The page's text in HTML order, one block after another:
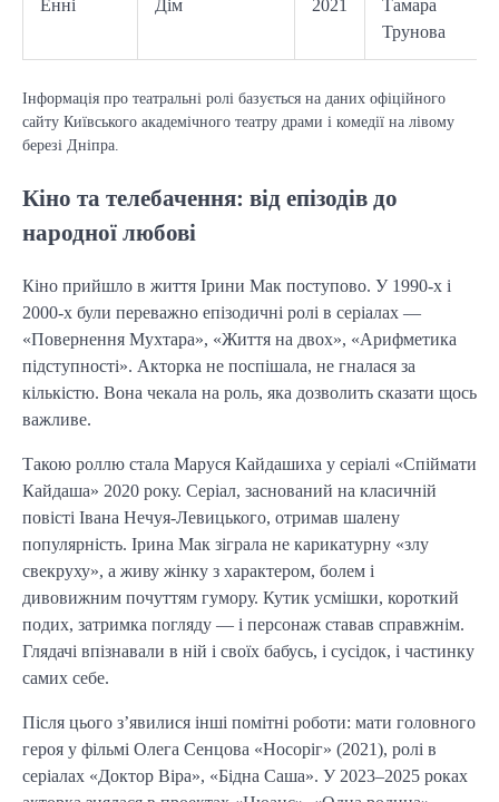
Енні Дім 2021
Тамара
Трунова
Інформація про театральні ролі базується на даних офіційного
сайту Київського академічного театру драми і комедії на лівому
березі Дніпра.
Кіно та телебачення: від епізодів до
народної любові
Кіно прийшло в життя Ірини Мак поступово. У 1990-х і
2000-х були переважно епізодичні ролі в серіалах —
«Повернення Мухтара», «Життя на двох», «Арифметика
підступності». Акторка не поспішала, не гналася за
кількістю. Вона чекала на роль, яка дозволить сказати щось
важливе.
Такою роллю стала Маруся Кайдашиха у серіалі «Спіймати
Кайдаша» 2020 року. Серіал, заснований на класичній
повісті Івана Нечуя-Левицького, отримав шалену
популярність. Ірина Мак зіграла не карикатурну «злу
свекруху», а живу жінку з характером, болем і
дивовижним почуттям гумору. Кутик усмішки, короткий
подих, затримка погляду — і персонаж ставав справжнім.
Глядачі впізнавали в ній і своїх бабусь, і сусідок, і частинку
самих себе.
Після цього з’явилися інші помітні роботи: мати головного
героя у фільмі Олега Сенцова «Носоріг» (2021), ролі в
серіалах «Доктор Віра», «Бідна Саша». У 2023–2025 роках